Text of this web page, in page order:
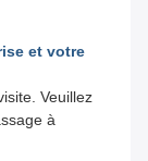
et votre
Veuillez
à